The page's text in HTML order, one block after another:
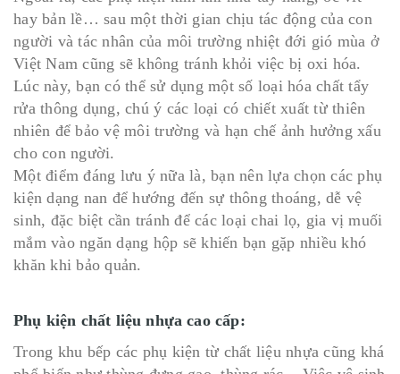
hay bản lề… sau một thời gian chịu tác động của con
người và tác nhân của môi trường nhiệt đới gió mùa ở
Việt Nam cũng sẽ không tránh khỏi việc bị oxi hóa.
Lúc này, bạn có thể sử dụng một số loại hóa chất tẩy
rửa thông dụng, chú ý các loại có chiết xuất từ thiên
nhiên để bảo vệ môi trường và hạn chế ảnh hưởng xấu
cho con người.
Một điểm đáng lưu ý nữa là, bạn nên lựa chọn các phụ
kiện dạng nan để hướng đến sự thông thoáng, dễ vệ
sinh, đặc biệt cần tránh để các loại chai lọ, gia vị muối
mắm vào ngăn dạng hộp sẽ khiến bạn gặp nhiều khó
khăn khi bảo quản.
Phụ kiện chất liệu nhựa cao cấp:
Trong khu bếp các phụ kiện từ chất liệu nhựa cũng khá